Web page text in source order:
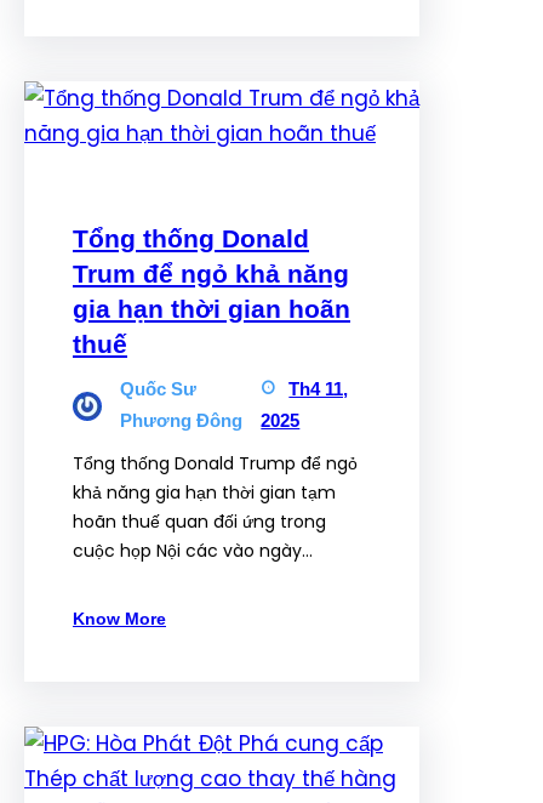
Tổng thống Donald
Trum để ngỏ khả năng
gia hạn thời gian hoãn
thuế
Quốc Sư
Phương Đông
Th4 11,
2025
Tổng thống Donald Trump để ngỏ
khả năng gia hạn thời gian tạm
hoãn thuế quan đối ứng trong
cuộc họp Nội các vào ngày…
Know More